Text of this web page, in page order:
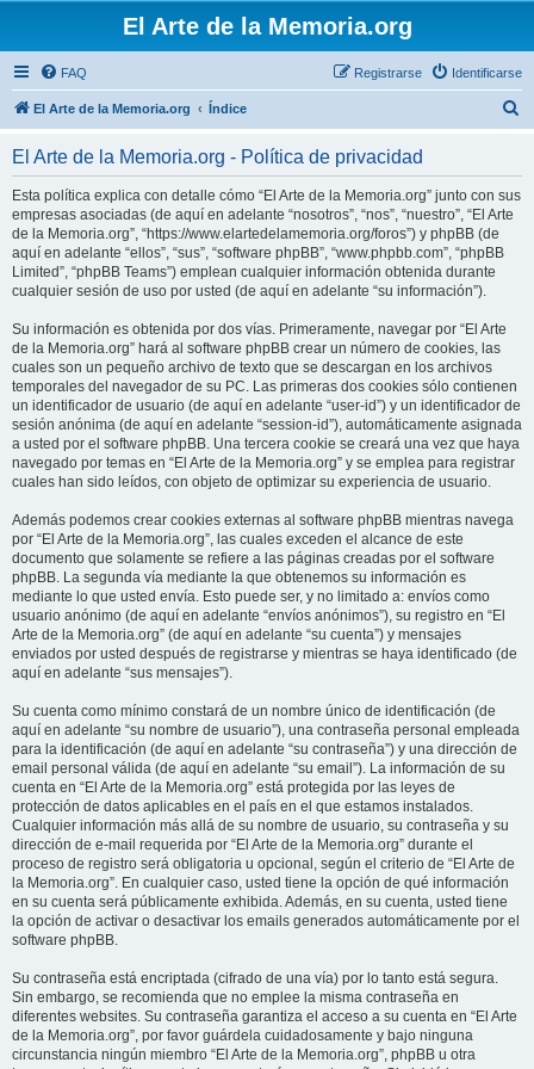
El Arte de la Memoria.org
FAQ Identificarse
Registrarse
El Arte de la Memoria.org Índice
El Arte de la Memoria.org - Política de privacidad
Esta política explica con detalle cómo “El Arte de la Memoria.org” junto con sus
empresas asociadas (de aquí en adelante “nosotros”, “nos”, “nuestro”, “El Arte
de la Memoria.org”, “https://www.elartedelamemoria.org/foros”) y phpBB (de
aquí en adelante “ellos”, “sus”, “software phpBB”, “www.phpbb.com”, “phpBB
Limited”, “phpBB Teams”) emplean cualquier información obtenida durante
cualquier sesión de uso por usted (de aquí en adelante “su información”).
Su información es obtenida por dos vías. Primeramente, navegar por “El Arte
de la Memoria.org” hará al software phpBB crear un número de cookies, las
cuales son un pequeño archivo de texto que se descargan en los archivos
temporales del navegador de su PC. Las primeras dos cookies sólo contienen
un identificador de usuario (de aquí en adelante “user-id”) y un identificador de
sesión anónima (de aquí en adelante “session-id”), automáticamente asignada
a usted por el software phpBB. Una tercera cookie se creará una vez que haya
navegado por temas en “El Arte de la Memoria.org” y se emplea para registrar
cuales han sido leídos, con objeto de optimizar su experiencia de usuario.
Además podemos crear cookies externas al software phpBB mientras navega
por “El Arte de la Memoria.org”, las cuales exceden el alcance de este
documento que solamente se refiere a las páginas creadas por el software
phpBB. La segunda vía mediante la que obtenemos su información es
mediante lo que usted envía. Esto puede ser, y no limitado a: envíos como
usuario anónimo (de aquí en adelante “envíos anónimos”), su registro en “El
Arte de la Memoria.org” (de aquí en adelante “su cuenta”) y mensajes
enviados por usted después de registrarse y mientras se haya identificado (de
aquí en adelante “sus mensajes”).
Su cuenta como mínimo constará de un nombre único de identificación (de
aquí en adelante “su nombre de usuario”), una contraseña personal empleada
para la identificación (de aquí en adelante “su contraseña”) y una dirección de
email personal válida (de aquí en adelante “su email”). La información de su
cuenta en “El Arte de la Memoria.org” está protegida por las leyes de
protección de datos aplicables en el país en el que estamos instalados.
Cualquier información más allá de su nombre de usuario, su contraseña y su
dirección de e-mail requerida por “El Arte de la Memoria.org” durante el
proceso de registro será obligatoria u opcional, según el criterio de “El Arte de
la Memoria.org”. En cualquier caso, usted tiene la opción de qué información
en su cuenta será públicamente exhibida. Además, en su cuenta, usted tiene
la opción de activar o desactivar los emails generados automáticamente por el
software phpBB.
Su contraseña está encriptada (cifrado de una vía) por lo tanto está segura.
Sin embargo, se recomienda que no emplee la misma contraseña en
diferentes websites. Su contraseña garantiza el acceso a su cuenta en “El Arte
de la Memoria.org”, por favor guárdela cuidadosamente y bajo ninguna
circunstancia ningún miembro “El Arte de la Memoria.org”, phpBB u otra